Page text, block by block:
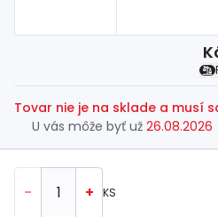
Tovar nie je na sklade a musí
U vás môže byť už 26.08.2026
- + KS